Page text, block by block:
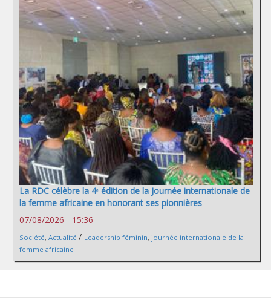
La RDC célèbre la 4ᵉ édition de la Journée internationale de
la femme africaine en honorant ses pionnières
07/08/2026 - 15:36
Société, Actualité / Leadership féminin, journée internationale de la
femme africaine